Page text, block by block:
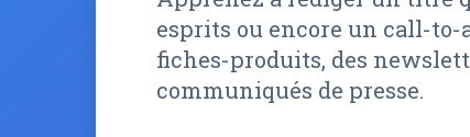
esprits ou encore un call-to-
fiches-produits, des
communiqués de presse.